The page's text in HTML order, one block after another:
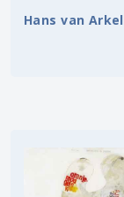
Hans van Arkel